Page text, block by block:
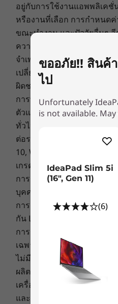
ความบันเทิงเต็มอิ่ม
เพลิดเพลินกับภาพยนตร์แล
กว้างและลำโพงที่หันเข้าห
ละเอียดสูงที่สดใสให้โทนสี
TÜV เพื่อลดอาการตาล้า แ
รับรองจาก Dolby
สร้าง
ระดับประสบการณ์การรับ
การรักษาความปลอดภัย
ชัตเตอร์ปิดเว็บแคมเพื่อความเป็
เสียง
ลำโพง 2W จำนวน 2 ตัว พร้อ
กล้อง
เว็บแคม 720p HD พร้อมชัตเ
เว็บแคม 1080p FHD พร้อมชัต
ขนาด (สูง x กว้าง x หนา)
รุ่นโลหะ
16.9 มม. x 356.7 มม. x 233.1
9.17 นิ้ว
รุ่นพลาสติก
17.9 มม. x 356.7 มม. x
9.17 นิ้ว
น้ำหนัก
รุ่นโลหะ
เริ่มต้นที่ 1.85 กก. / 4.08 ปอนด์
รุ่นพลาสติก
เริ่มต้นที่ 1.77 กก. / 3.90 ปอนด์
อยู่กับการใช้งานแอพพลิเค
หรืองานที่เลือก การกำหนด
ขณะทำงาน และปัจจัยอื่นๆ
ความพร้อมในการให้บริการ:
จำเพาะ และความพร้อมในก
เปลี่ยนแปลงได้โดยไม่ต้องแ
ผิดชอบกรณีที่เกิดความผิดพ
การพิมพ์ มีรุ่นอื่นวางจำหน่า
ตัวแทนจำหน่ายที่ได้รับอนุญา
ทั่วไป:
ต่อระบบที่คุณซื้อ ซึ่งรวมถึงร
10, Windows 8, Windows
เกรดที่อาจเกิดขึ้นได้
การรับประกันที่เกี่ยวข้องกั
บุคคลที่สาม
การกำหนดราคา: ราคาขอ
กัน Lenovo ไม่ได้กำหนดรา
การรับประกัน: การรับประกั
เฉพาะในกลุ่มประเทศอาเซี
ไม่มีการจัดตั้งตัวแทนหรือกา
ผลิตภัณฑ์หรือบริการของบุค
เครื่องหมายการค้า:
และโลโก้ Lenovo เป็นเครื่
ขออภัย!! สินค้
ไป
Unfortunately
is not available.
IdeaPad Slim 5i
(16", Gen 11)
(6)